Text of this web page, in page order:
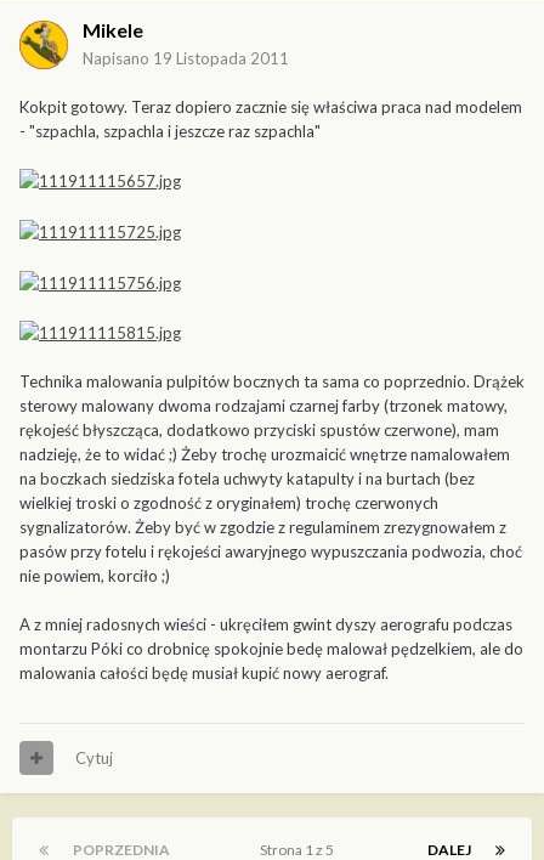
Mikele
Napisano 19 Listopada 2011
Kokpit gotowy. Teraz dopiero zacznie się właściwa praca nad modelem
- "szpachla, szpachla i jeszcze raz szpachla"
Technika malowania pulpitów bocznych ta sama co poprzednio. Drążek
sterowy malowany dwoma rodzajami czarnej farby (trzonek matowy,
rękojeść błyszcząca, dodatkowo przyciski spustów czerwone), mam
nadzieję, że to widać ;) Żeby trochę urozmaicić wnętrze namalowałem
na boczkach siedziska fotela uchwyty katapulty i na burtach (bez
wielkiej troski o zgodność z oryginałem) trochę czerwonych
sygnalizatorów. Żeby być w zgodzie z regulaminem zrezygnowałem z
pasów przy fotelu i rękojeści awaryjnego wypuszczania podwozia, choć
nie powiem, korciło ;)
A z mniej radosnych wieści - ukręciłem gwint dyszy aerografu podczas
montarzu Póki co drobnicę spokojnie bedę malował pędzelkiem, ale do
malowania całości będę musiał kupić nowy aerograf.
Cytuj
POPRZEDNIA DALEJ
Strona 1 z 5